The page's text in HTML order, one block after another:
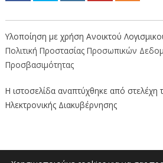
Υλοποίηση με χρήση Ανοικτού
Πολιτική Προστασίας Προσωπικών
Προσβασιμότητας
Η ιστοσελίδα αναπτύχθηκε από στελέχη
Ηλεκτρονικής Διακυβέρνησης